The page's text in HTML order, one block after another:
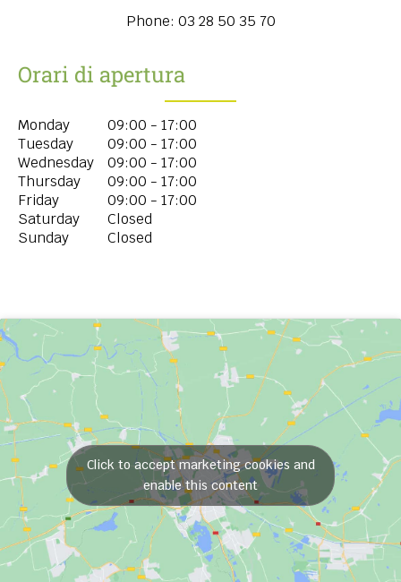
Phone: 03 28 50 35 70
Orari di apertura
Monday
09:00 - 17:00
Tuesday
09:00 - 17:00
Wednesday
09:00 - 17:00
Thursday
09:00 - 17:00
Friday
09:00 - 17:00
Saturday
Closed
Sunday
Closed
Click to accept marketing cookies and
enable this content